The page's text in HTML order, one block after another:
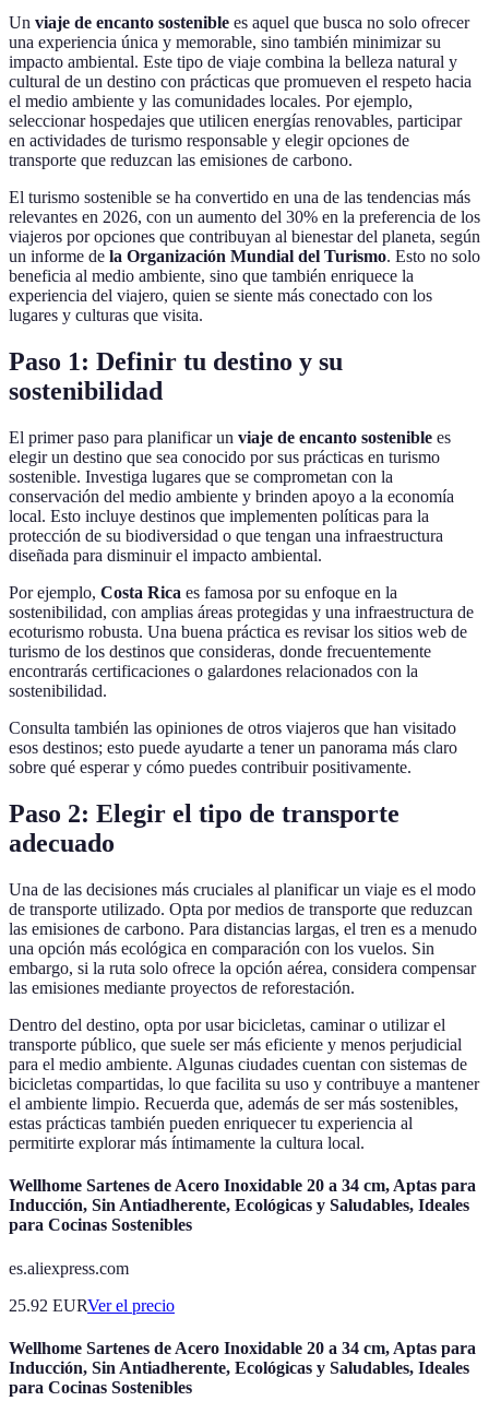
Un viaje de encanto sostenible es aquel que busca no solo ofrecer
una experiencia única y memorable, sino también minimizar su
impacto ambiental. Este tipo de viaje combina la belleza natural y
cultural de un destino con prácticas que promueven el respeto hacia
el medio ambiente y las comunidades locales. Por ejemplo,
seleccionar hospedajes que utilicen energías renovables, participar
en actividades de turismo responsable y elegir opciones de
transporte que reduzcan las emisiones de carbono.
El turismo sostenible se ha convertido en una de las tendencias más
relevantes en 2026, con un aumento del 30% en la preferencia de los
viajeros por opciones que contribuyan al bienestar del planeta, según
un informe de la Organización Mundial del Turismo. Esto no solo
beneficia al medio ambiente, sino que también enriquece la
experiencia del viajero, quien se siente más conectado con los
lugares y culturas que visita.
Paso 1: Definir tu destino y su
sostenibilidad
El primer paso para planificar un viaje de encanto sostenible es
elegir un destino que sea conocido por sus prácticas en turismo
sostenible. Investiga lugares que se comprometan con la
conservación del medio ambiente y brinden apoyo a la economía
local. Esto incluye destinos que implementen políticas para la
protección de su biodiversidad o que tengan una infraestructura
diseñada para disminuir el impacto ambiental.
Por ejemplo, Costa Rica es famosa por su enfoque en la
sostenibilidad, con amplias áreas protegidas y una infraestructura de
ecoturismo robusta. Una buena práctica es revisar los sitios web de
turismo de los destinos que consideras, donde frecuentemente
encontrarás certificaciones o galardones relacionados con la
sostenibilidad.
Consulta también las opiniones de otros viajeros que han visitado
esos destinos; esto puede ayudarte a tener un panorama más claro
sobre qué esperar y cómo puedes contribuir positivamente.
Paso 2: Elegir el tipo de transporte
adecuado
Una de las decisiones más cruciales al planificar un viaje es el modo
de transporte utilizado. Opta por medios de transporte que reduzcan
las emisiones de carbono. Para distancias largas, el tren es a menudo
una opción más ecológica en comparación con los vuelos. Sin
embargo, si la ruta solo ofrece la opción aérea, considera compensar
las emisiones mediante proyectos de reforestación.
Dentro del destino, opta por usar bicicletas, caminar o utilizar el
transporte público, que suele ser más eficiente y menos perjudicial
para el medio ambiente. Algunas ciudades cuentan con sistemas de
bicicletas compartidas, lo que facilita su uso y contribuye a mantener
el ambiente limpio. Recuerda que, además de ser más sostenibles,
estas prácticas también pueden enriquecer tu experiencia al
permitirte explorar más íntimamente la cultura local.
Wellhome Sartenes de Acero Inoxidable 20 a 34 cm, Aptas para
Inducción, Sin Antiadherente, Ecológicas y Saludables, Ideales
para Cocinas Sostenibles
es.aliexpress.com
25.92 EURVer el precio
Wellhome Sartenes de Acero Inoxidable 20 a 34 cm, Aptas para
Inducción, Sin Antiadherente, Ecológicas y Saludables, Ideales
para Cocinas Sostenibles